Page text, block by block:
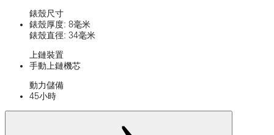
錶殼尺寸
錶殼厚度: 8毫米
錶殼直徑: 34毫米
上鏈裝置
手動上鏈機芯
動力儲備
45小時